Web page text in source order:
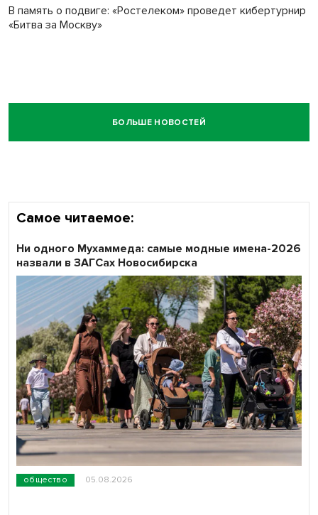
В память о подвиге: «Ростелеком» проведет кибертурнир
«Битва за Москву»
БОЛЬШЕ НОВОСТЕЙ
Самое читаемое:
общество 05.08.2026
Ни одного Мухаммеда: самые модные имена-2026
назвали в ЗАГСах Новосибирска